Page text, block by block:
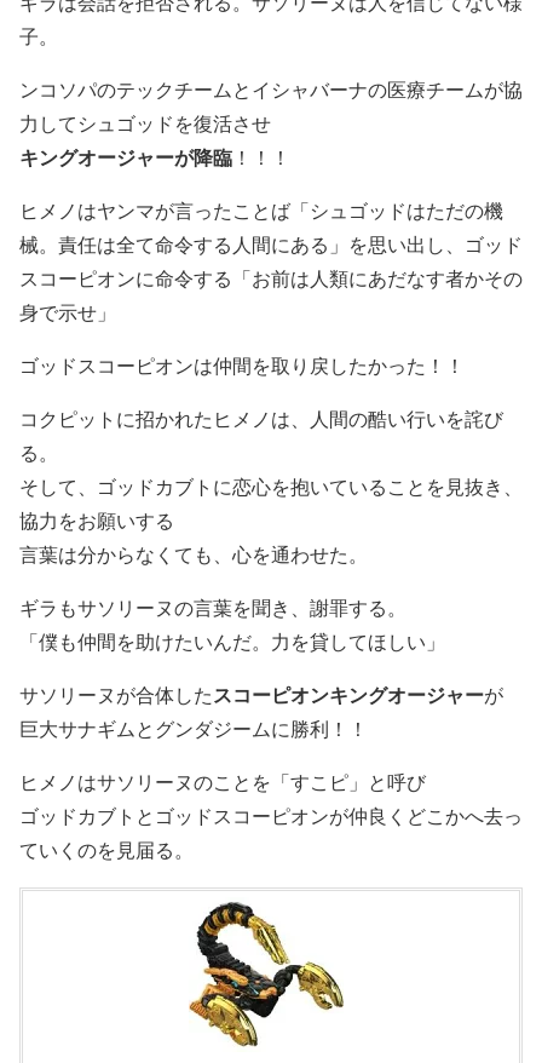
子。
ンコソパのテックチームとイシャバーナの医療チームが協
力してシュゴッドを復活させ
キングオージャーが降臨 ！！！
ヒメノはヤンマが言ったことば「シュゴッドはただの機
械。責任は全て命令する人間にある」を思い出し、ゴッド
スコーピオンに命令する「お前は人類にあだなす者かその
身で示せ」
ゴッドスコーピオンは仲間を取り戻したかった！！
コクピットに招かれたヒメノは、人間の酷い行いを詫び
る。
そして、ゴッドカブトに恋心を抱いていることを見抜き、
協力をお願いする
言葉は分からなくても、心を通わせた。
ギラもサソリーヌの言葉を聞き、謝罪する。
「僕も仲間を助けたいんだ。力を貸してほしい」
サソリーヌが合体した スコーピオンキングオージャーが
巨大サナギムとグンダジームに勝利！！
ヒメノはサソリーヌのことを「すこピ」と呼び
ゴッドカブトとゴッドスコーピオンが仲良くどこかへ去っ
ていくのを見届る。